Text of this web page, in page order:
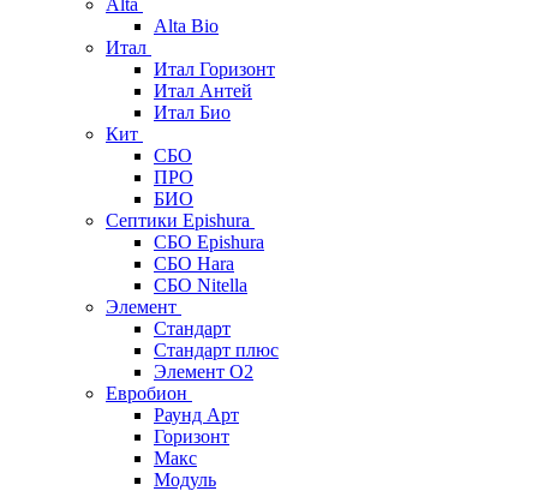
Alta
Alta Bio
Итал
Итал Горизонт
Итал Антей
Итал Био
Кит
СБО
ПРО
БИО
Септики Epishura
СБО Epishura
СБО Hara
СБО Nitella
Элемент
Стандарт
Стандарт плюс
Элемент О2
Евробион
Раунд Арт
Горизонт
Макс
Модуль